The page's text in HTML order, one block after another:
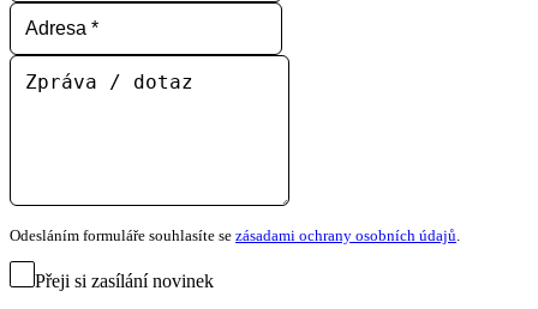
Odesláním formuláře souhlasíte se zásadami ochrany osobních údajů.
Přeji si zasílání novinek